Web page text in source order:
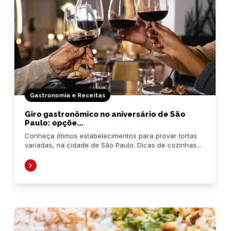
Gastronomia e Receitas
Giro gastronômico no aniversário de São
Paulo: opçõe...
Conheça ótimos estabelecimentos para provar tortas
variadas, na cidade de São Paulo. Dicas de cozinhas...